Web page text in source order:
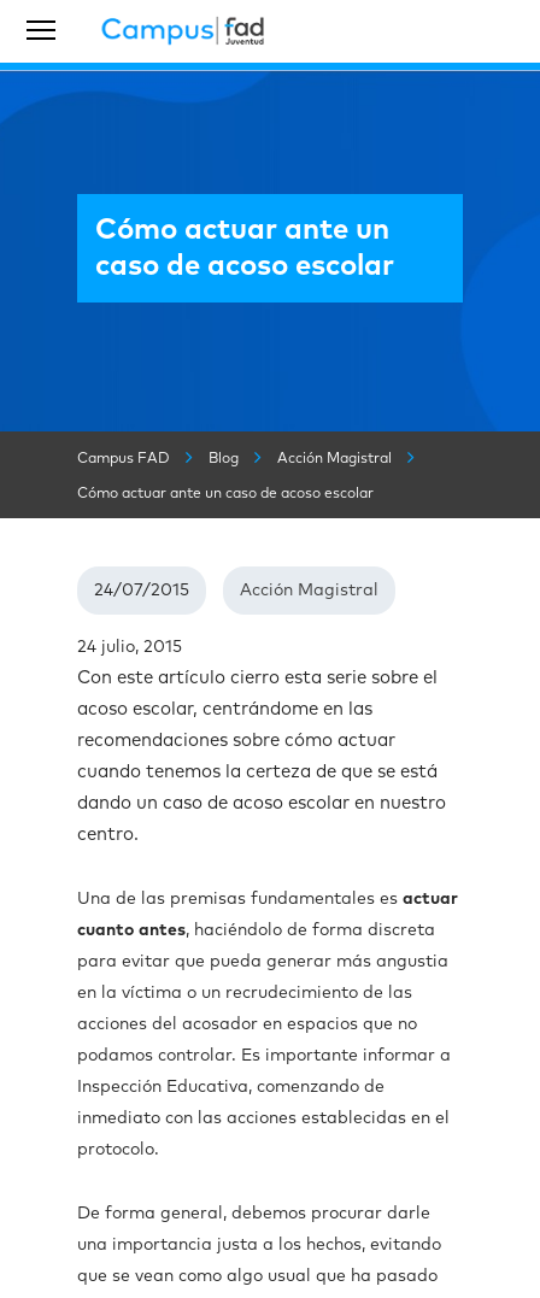
Cómo actuar ante un
caso de acoso escolar
Campus FAD Blog Acción Magistral
Cómo actuar ante un caso de acoso escolar
24/07/2015 Acción Magistral
24 julio, 2015
Con este artículo cierro esta serie sobre el
acoso escolar, centrándome en las
recomendaciones sobre cómo actuar
cuando tenemos la certeza de que se está
dando un caso de acoso escolar en nuestro
centro.
Una de las premisas fundamentales es actuar
cuanto antes, haciéndolo de forma discreta
para evitar que pueda generar más angustia
en la víctima o un recrudecimiento de las
acciones del acosador en espacios que no
podamos controlar. Es importante informar a
Inspección Educativa, comenzando de
inmediato con las acciones establecidas en el
protocolo.
De forma general, debemos procurar darle
una importancia justa a los hechos, evitando
que se vean como algo usual que ha pasado